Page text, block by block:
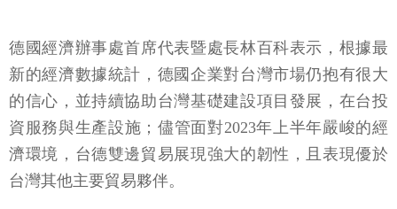
德國經濟辦事處首席代表暨處長林百科表示，根據最
新的經濟數據統計，德國企業對台灣市場仍抱有很大
的信心，並持續協助台灣基礎建設項目發展，在台投
資服務與生產設施；儘管面對2023年上半年嚴峻的經
濟環境，台德雙邊貿易展現強大的韌性，且表現優於
台灣其他主要貿易夥伴。